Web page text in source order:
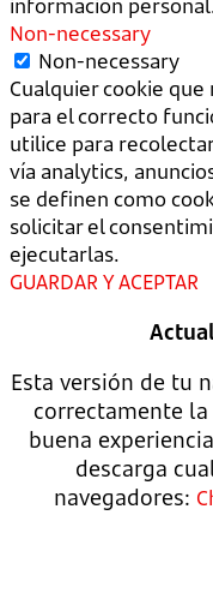
Non-necessary
Non-necessary
Cualquier cookie
para el correcto
utilice para
vía analytics,
se definen como
solicitar el
ejecutarlas.
GUARDAR Y ACEPTAR
Esta versión de tu
correctamente la
buena
descarga
navegadores: